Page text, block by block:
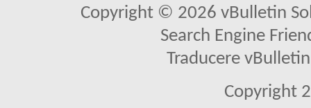
Copyright © 2026 vBulletin
Search Engine
Traducere
Copyright